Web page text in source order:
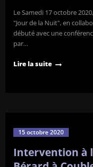
Le Samedi 17 octobre
"Jour de la Nuit", en
débuté avec une
par…
Lire la suite
15 octobre 2020
Intervention à